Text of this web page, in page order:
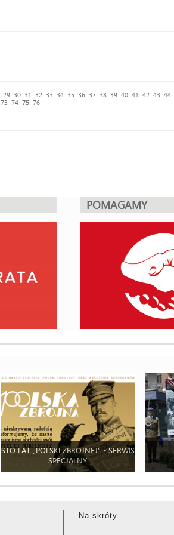
29 30 31 32 33 34 35 36 37 38 39 40 41 42 43 44
73 74 75 76
POMAGAMY
STO LAT „POLSKI ZBROJNEJ” - SERWIS
SPECJALNY
Na skróty